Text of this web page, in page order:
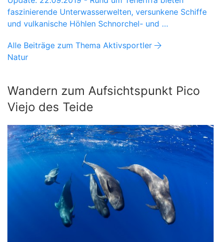
faszinierende Unterwasserwelten, versunkene Schiffe
und vulkanische Höhlen Schnorchel- und …
Alle Beiträge zum Thema Aktivsportler
Natur
Wandern zum Aufsichtspunkt Pico
Viejo des Teide